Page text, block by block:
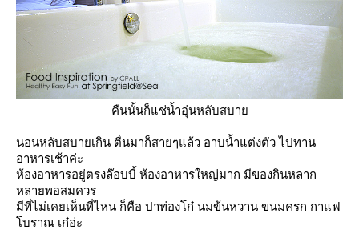
คืนนั้นก็แช่น้ำอุ่นหลับสบา
นอนหลับสบายเกิน ตื่นมาก็สายๆแล้ว อาบน้ำแต่งตัว ไปทาน
อาหารเช้าค่ะ
ห้องอาหารอยู่ตรงล๊อบบี้ ห้องอาหารใหญ่มาก มีของกินหลาก
หลายพอสมควร
มีที่ไม่เคยเห็นที่ไหน ก็คือ ปาท่องโก๋ นมข้นหวาน ขนมครก กาแฟ
บราณ เก๋อ่ะ